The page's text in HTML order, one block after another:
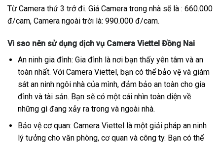
Từ Camera thứ 3 trở đi. Giá Camera trong nhà sẽ là : 660.000
đ/cam, Camera ngoài trời là: 990.000 đ/cam.
Vì sao nên sử dụng dịch vụ Camera Viettel Đồng Nai
An ninh gia đình: Gia đình là nơi bạn thấy yên tâm và an
toàn nhất. Với Camera Viettel, bạn có thể bảo vệ và giám
sát an ninh ngôi nhà của mình, đảm bảo an toàn cho gia
đình và tài sản. Bạn sẽ có một cái nhìn toàn diện về
những gì đang xảy ra trong và ngoài nhà.
Bảo vệ cơ quan: Camera Viettel là một giải pháp an ninh
lý tưởng cho văn phòng, cơ quan và công ty. Bạn có thể